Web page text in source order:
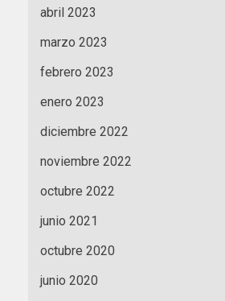
abril 2023
marzo 2023
febrero 2023
enero 2023
diciembre 2022
noviembre 2022
octubre 2022
junio 2021
octubre 2020
junio 2020